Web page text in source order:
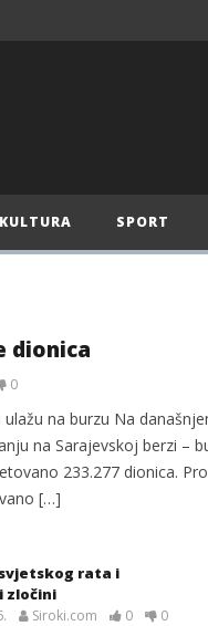
KULTURA SPORT
dionica
0
na burzu Na
na Sarajevskoj berzi –
233.277 dionica.
[…]
rata i
zločini
Siroki.com 0 0